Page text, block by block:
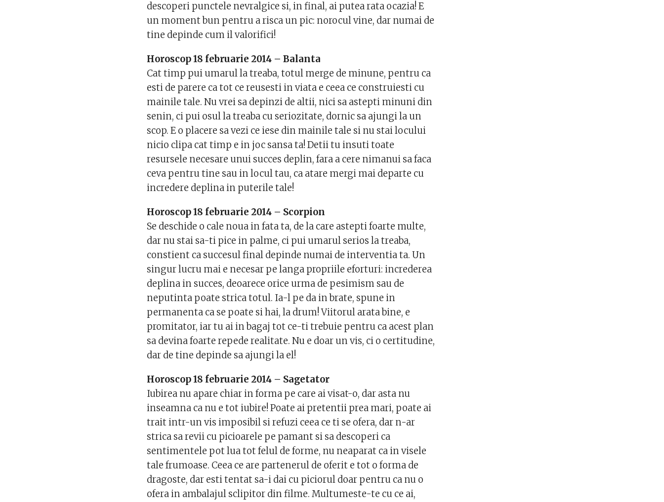
descoperi punctele nevralgice si, in final, ai putea rata ocazia! E
un moment bun pentru a risca un pic: norocul vine, dar numai de
tine depinde cum il valorifici!
Horoscop 18 februarie 2014 – Balanta
Cat timp pui umarul la treaba, totul merge de minune, pentru ca
esti de parere ca tot ce reusesti in viata e ceea ce construiesti cu
mainile tale. Nu vrei sa depinzi de altii, nici sa astepti minuni din
senin, ci pui osul la treaba cu seriozitate, dornic sa ajungi la un
scop. E o placere sa vezi ce iese din mainile tale si nu stai locului
nicio clipa cat timp e in joc sansa ta! Detii tu insuti toate
resursele necesare unui succes deplin, fara a cere nimanui sa faca
ceva pentru tine sau in locul tau, ca atare mergi mai departe cu
incredere deplina in puterile tale!
Horoscop 18 februarie 2014 – Scorpion
Se deschide o cale noua in fata ta, de la care astepti foarte multe,
dar nu stai sa-ti pice in palme, ci pui umarul serios la treaba,
constient ca succesul final depinde numai de interventia ta. Un
singur lucru mai e necesar pe langa propriile eforturi: increderea
deplina in succes, deoarece orice urma de pesimism sau de
neputinta poate strica totul. Ia-l pe da in brate, spune in
permanenta ca se poate si hai, la drum! Viitorul arata bine, e
promitator, iar tu ai in bagaj tot ce-ti trebuie pentru ca acest plan
sa devina foarte repede realitate. Nu e doar un vis, ci o certitudine,
dar de tine depinde sa ajungi la el!
Horoscop 18 februarie 2014 – Sagetator
Iubirea nu apare chiar in forma pe care ai visat-o, dar asta nu
inseamna ca nu e tot iubire! Poate ai pretentii prea mari, poate ai
trait intr-un vis imposibil si refuzi ceea ce ti se ofera, dar n-ar
strica sa revii cu picioarele pe pamant si sa descoperi ca
sentimentele pot lua tot felul de forme, nu neaparat ca in visele
tale frumoase. Ceea ce are partenerul de oferit e tot o forma de
dragoste, dar esti tentat sa-i dai cu piciorul doar pentru ca nu o
ofera in ambalajul sclipitor din filme. Multumeste-te cu ce ai,